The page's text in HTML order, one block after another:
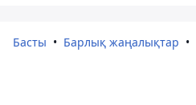
Басты Барлық жаңалықтар